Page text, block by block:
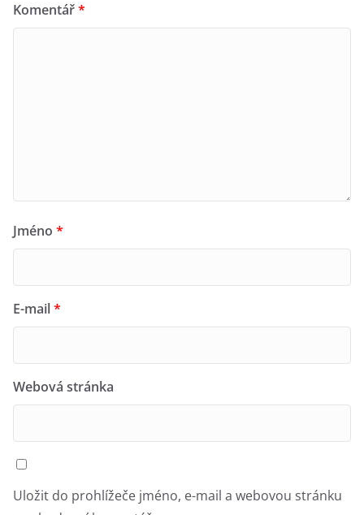
Komentář*
Jméno *
E-mail*
Webová stránka
Uložit do prohlížeče jméno, e-mail a webovou stránku